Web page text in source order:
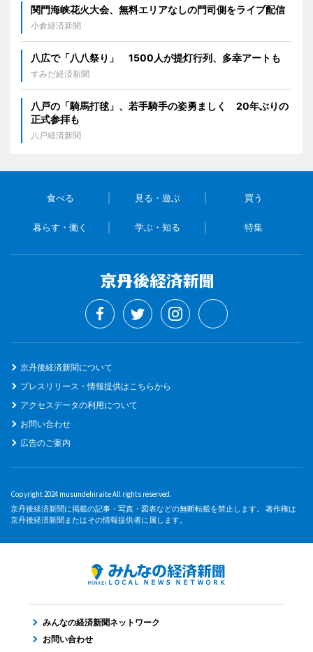
関門海峡花火大会、無料エリアなしの門司側をライブ配信
小倉経済新聞
八広で「八八祭り」 1500人が提灯行列、多幸アートも
すみだ経済新聞
八戸の「騎馬打毬」、若手騎手の姿勇ましく 20年ぶりの
正式参拝も
八戸経済新聞
食べる 見る・遊ぶ 買う
暮らす・働く 学ぶ・知る 特集
京丹後経済新聞について
プレスリリース・情報提供はこちらから
アクセスデータの利用について
お問い合わせ
広告のご案内
Copyright 2024 musundehiraite All rights reserved.
京丹後経済新聞に掲載の記事・写真・図表などの無断転載を禁止します。 著作権は
京丹後経済新聞またはその情報提供者に属します。
みんなの経済新聞ネットワーク
お問い合わせ